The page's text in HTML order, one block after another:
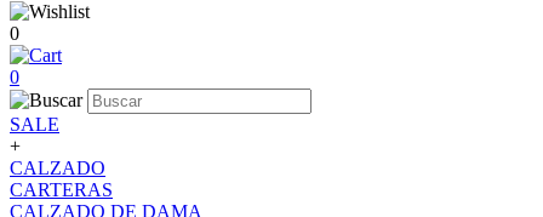
0
0
SALE
+
CALZADO
CARTERAS
CALZADO DE DAMA